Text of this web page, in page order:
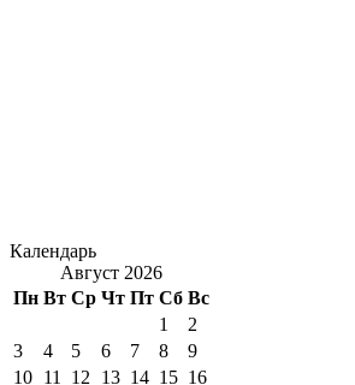
Календарь
Август 2026
Пн Вт Ср Чт Пт Сб Вс
1
2
3
4 5 6 7 8
9
10 11 12 13 14 15 16